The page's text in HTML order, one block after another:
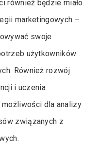
również będzie miało
marketingowych –
swoje
użytkowników
Również rozwój
i uczenia
dla analizy
związanych z